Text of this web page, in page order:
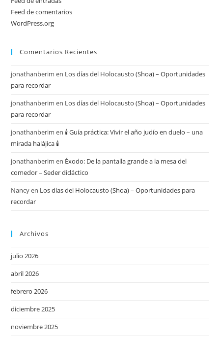
Feed de comentarios
WordPress.org
Comentarios Recientes
jonathanberim en Los días del Holocausto (Shoa) – Oportunidades
para recordar
jonathanberim en Los días del Holocausto (Shoa) – Oportunidades
para recordar
jonathanberim en🕯️ Guía práctica: Vivir el año judío en duelo – una
mirada halájica 🕯️
jonathanberim en Éxodo: De la pantalla grande a la mesa del
comedor – Seder didáctico
Nancyen Los días del Holocausto (Shoa) – Oportunidades para
recordar
Archivos
julio 2026
abril 2026
febrero 2026
diciembre 2025
noviembre 2025